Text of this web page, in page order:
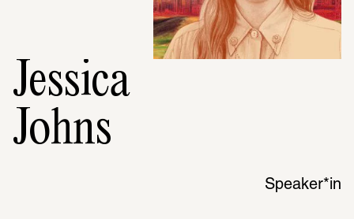
Jessica
Johns
Speaker*in